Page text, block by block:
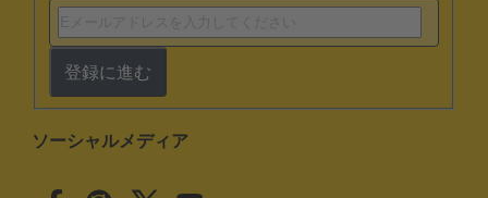
登録に進む
ソーシャルメディア